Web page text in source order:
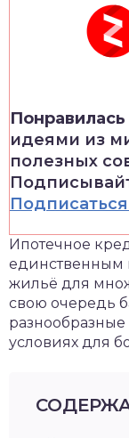
Понравилась
идеями из
полезных
Ипотечное
единственным
жильё для
свою очередь
условиях для